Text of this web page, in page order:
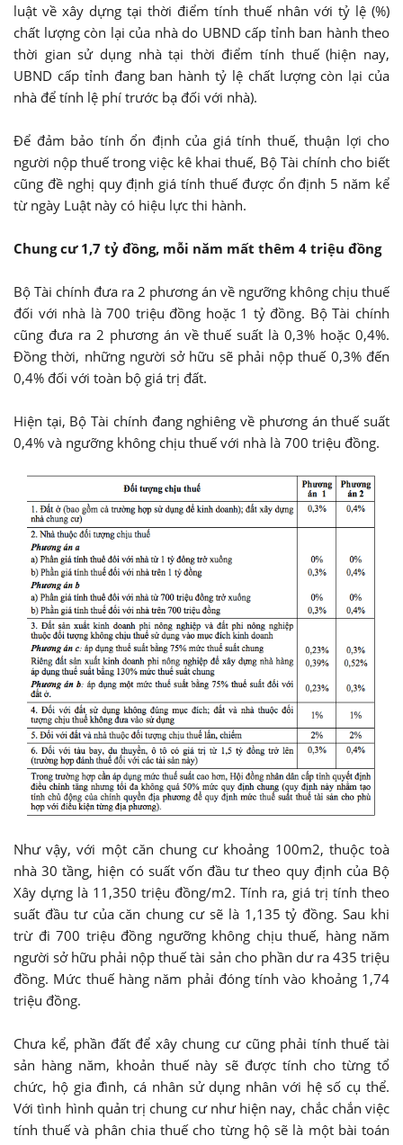
luật về xây dựng tại thời điểm tính thuế nhân với tỷ lệ (%)
chất lượng còn lại của nhà do UBND cấp tỉnh ban hành theo
thời gian sử dụng nhà tại thời điểm tính thuế (hiện nay,
UBND cấp tỉnh đang ban hành tỷ lệ chất lượng còn lại của
nhà để tính lệ phí trước bạ đối với nhà).
Để đảm bảo tính ổn định của giá tính thuế, thuận lợi cho
người nộp thuế trong việc kê khai thuế, Bộ Tài chính cho biết
cũng đề nghị quy định giá tính thuế được ổn định 5 năm kể
từ ngày Luật này có hiệu lực thi hành.
Chung cư 1,7 tỷ đồng, mỗi năm mất thêm 4 triệu đồng
Bộ Tài chính đưa ra 2 phương án về ngưỡng không chịu thuế
đối với nhà là 700 triệu đồng hoặc 1 tỷ đồng. Bộ Tài chính
cũng đưa ra 2 phương án về thuế suất là 0,3% hoặc 0,4%.
Đồng thời, những người sở hữu sẽ phải nộp thuế 0,3% đến
0,4% đối với toàn bộ giá trị đất.
Hiện tại, Bộ Tài chính đang nghiêng về phương án thuế suất
0,4% và ngưỡng không chịu thuế với nhà là 700 triệu đồng.
Như vậy, với một căn chung cư khoảng 100m2, thuộc toà
nhà 30 tầng, hiện có suất vốn đầu tư theo quy định của Bộ
Xây dựng là 11,350 triệu đồng/m2. Tính ra, giá trị tính theo
suất đầu tư của căn chung cư sẽ là 1,135 tỷ đồng. Sau khi
trừ đi 700 triệu đồng ngưỡng không chịu thuế, hàng năm
người sở hữu phải nộp thuế tài sản cho phần dư ra 435 triệu
đồng. Mức thuế hàng năm phải đóng tính vào khoảng 1,74
triệu đồng.
Chưa kể, phần đất để xây chung cư cũng phải tính thuế tài
sản hàng năm, khoản thuế này sẽ được tính cho từng tổ
chức, hộ gia đình, cá nhân sử dụng nhân với hệ số cụ thể.
Với tình hình quản trị chung cư như hiện nay, chắc chắn việc
tính thuế và phân chia thuế cho từng hộ sẽ là một bài toán